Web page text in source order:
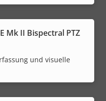
Mk II Bispectral PTZ
und visuelle